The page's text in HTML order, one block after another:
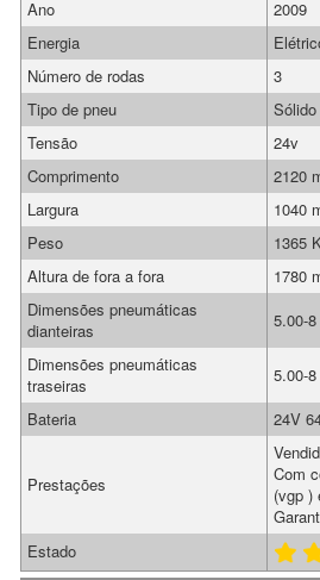
Ano
2009
Energia
Número de rodas
3
Tipo de pneu
Sólido
Tensão
24v
Comprimento
2120
Largura
1040
Peso
1365
Altura de fora a fora
1780
Dimensões pneumáticas
dianteiras
5.00-8
Dimensões pneumáticas
traseiras
5.00-8
Bateria
24V
Prestações
Com
(vgp )
Estado